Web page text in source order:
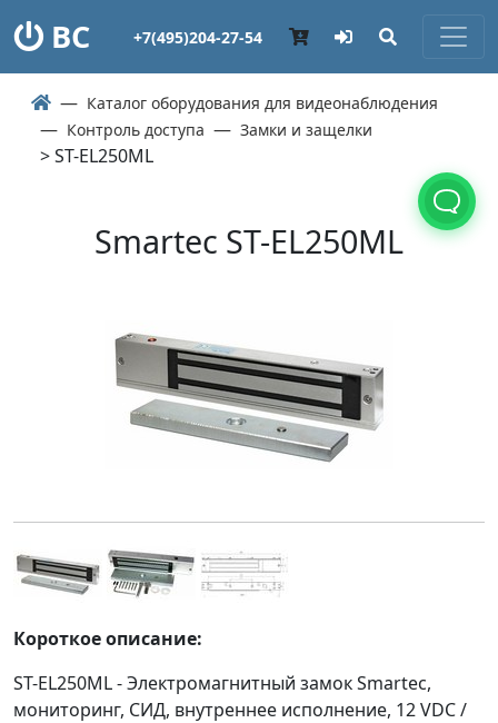
ВС +7(495)204-27-54
Каталог оборудования для видеонаблюдения
Контроль доступа
Замки и защелки
> ST-EL250ML
Smartec ST-EL250ML
Короткое описание:
ST-EL250ML - Электромагнитный замок Smartec,
мониторинг, СИД, внутреннее исполнение, 12 VDC /